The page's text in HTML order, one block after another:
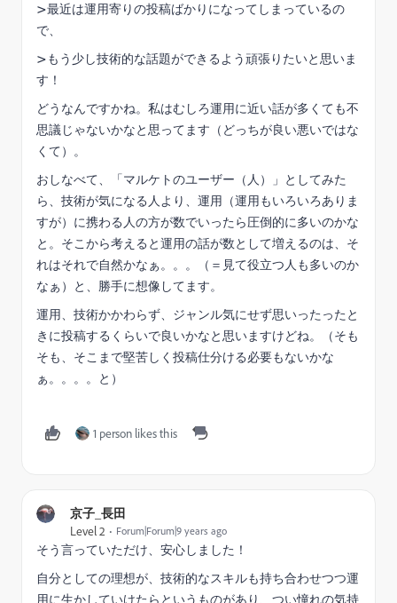
>最近は運用寄りの投稿ばかりになってしまっているの
で、
>もう少し技術的な話題ができるよう頑張りたいと思いま
す！
どうなんですかね。私はむしろ運用に近い話が多くても不
思議じゃないかなと思ってます（どっちが良い悪いではな
くて）。
おしなべて、「マルケトのユーザー（人）」としてみた
ら、技術が気になる人より、運用（運用もいろいろありま
すが）に携わる人の方が数でいったら圧倒的に多いのかな
と。そこから考えると運用の話が数として増えるのは、そ
れはそれで自然かなぁ。。。（＝見て役立つ人も多いのか
なぁ）と、勝手に想像してます。
運用、技術かかわらず、ジャンル気にせず思いったったと
きに投稿するくらいで良いかなと思いますけどね。（そも
そも、そこまで堅苦しく投稿仕分ける必要もないかな
ぁ。。。。と）
1 person likes this
京子_長田
Level 2 Forum|Forum|9 years ago
そう言っていただけ、安心しました！
自分としての理想が、技術的なスキルも持ち合わせつつ運
用に生かしていけたらというものがあり、つい憧れの気持